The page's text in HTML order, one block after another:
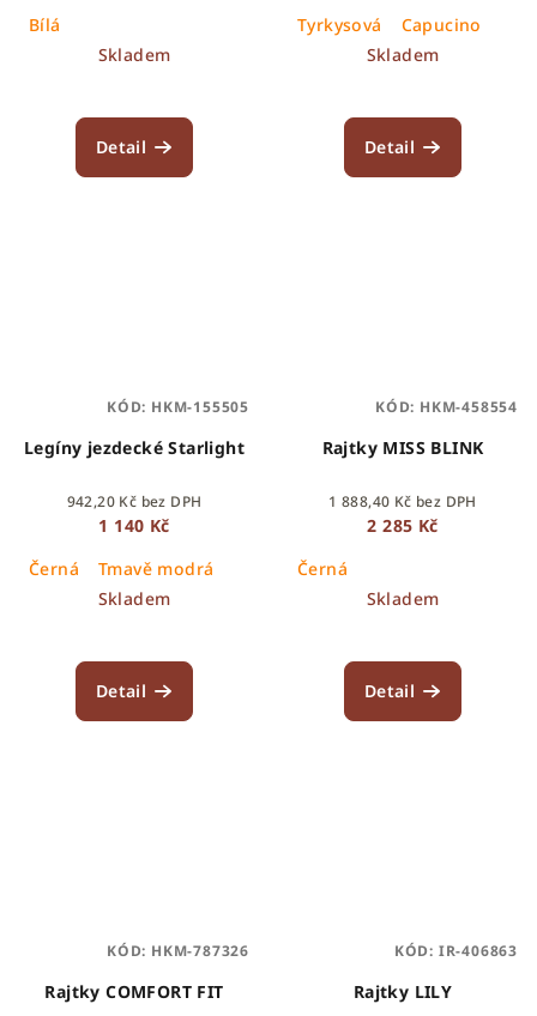
Bílá
Skladem
Detail
Tyrkysová
Capucino
Skladem
Detail
Legíny jezdecké Starlight
942,20 Kč bez DPH
1 140 Kč
Černá
Tmavě modrá
Skladem
Detail
KÓD: HKM-155505
Rajtky MISS BLINK
1 888,40 Kč bez DPH
2 285 Kč
Černá
Skladem
Detail
KÓD: HKM-458554
Rajtky COMFORT FIT
KÓD: HKM-787326
Rajtky LILY
KÓD: IR-406863